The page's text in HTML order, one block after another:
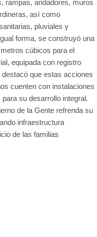
rampas, andadores, muros
así como
pluviales y
forma, se construyó una
cúbicos para el
equipada con registro
que estas acciones
cuenten con instalaciones
su desarrollo integral.
de la Gente refrenda su
infraestructura
de las familias